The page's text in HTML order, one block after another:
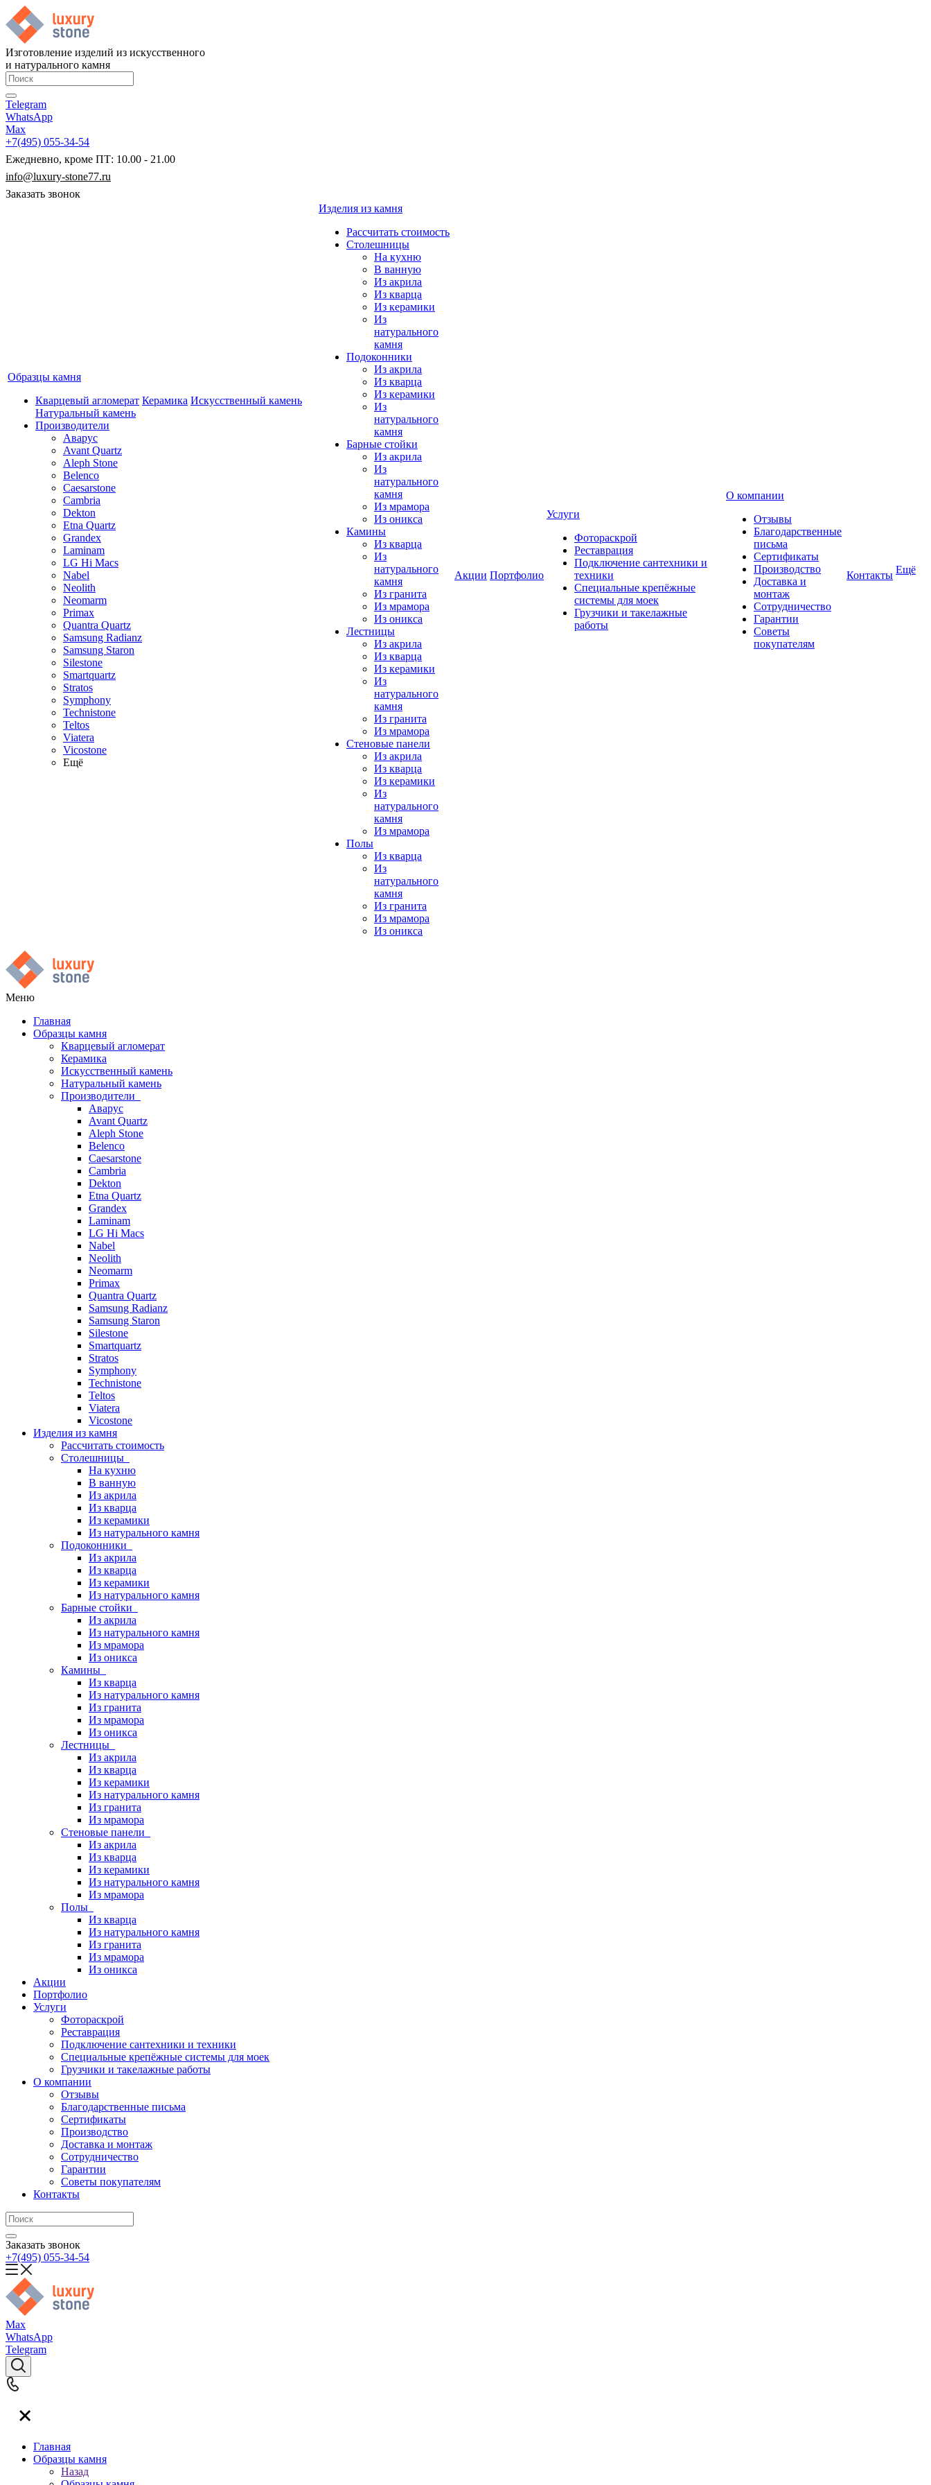
Изготовление изделий из искусственного
и натурального камня
Telegram
WhatsApp
Max
+7(495) 055-34-54
Ежедневно, кроме ПТ: 10.00 - 21.00
info@luxury-stone77.ru
Заказать звонок
Образцы камня
Кварцевый агломерат Керамика Искусственный камень
Натуральный камень
Производители
Аварус
Avant Quartz
Aleph Stone
Belenco
Caesarstone
Cambria
Dekton
Etna Quartz
Grandex
Laminam
LG Hi Macs
Nabel
Neolith
Neomarm
Primax
Quantra Quartz
Samsung Radianz
Samsung Staron
Silestone
Smartquartz
Stratos
Symphony
Technistone
Teltos
Viatera
Vicostone
Ещё
Изделия из камня
Рассчитать стоимость
Столешницы
На кухню
В ванную
Из акрила
Из кварца
Из керамики
Из
натурального
камня
Подоконники
Из акрила
Из кварца
Из керамики
Из
натурального
камня
Барные стойки
Из акрила
Из
натурального
камня
Из мрамора
Из оникса
Камины
Из кварца
Из
натурального
камня
Из гранита
Из мрамора
Из оникса
Лестницы
Из акрила
Из кварца
Из керамики
Из
натурального
камня
Из гранита
Из мрамора
Стеновые панели
Из акрила
Из кварца
Из керамики
Из
натурального
камня
Из мрамора
Полы
Из кварца
Из
натурального
камня
Из гранита
Из мрамора
Из оникса
Акции Портфолио
Услуги
Фотораскрой
Реставрация
Подключение сантехники и
техники
Специальные крепёжные
системы для моек
Грузчики и такелажные
работы
О компании
Отзывы
Благодарственные
письма
Сертификаты
Производство
Доставка и
монтаж
Сотрудничество
Гарантии
Советы
покупателям
Контакты Ещё
Меню
Главная
Образцы камня
Кварцевый агломерат
Керамика
Искусственный камень
Натуральный камень
Производители
Аварус
Avant Quartz
Aleph Stone
Belenco
Caesarstone
Cambria
Dekton
Etna Quartz
Grandex
Laminam
LG Hi Macs
Nabel
Neolith
Neomarm
Primax
Quantra Quartz
Samsung Radianz
Samsung Staron
Silestone
Smartquartz
Stratos
Symphony
Technistone
Teltos
Viatera
Vicostone
Изделия из камня
Рассчитать стоимость
Столешницы
На кухню
В ванную
Из акрила
Из кварца
Из керамики
Из натурального камня
Подоконники
Из акрила
Из кварца
Из керамики
Из натурального камня
Барные стойки
Из акрила
Из натурального камня
Из мрамора
Из оникса
Камины
Из кварца
Из натурального камня
Из гранита
Из мрамора
Из оникса
Лестницы
Из акрила
Из кварца
Из керамики
Из натурального камня
Из гранита
Из мрамора
Стеновые панели
Из акрила
Из кварца
Из керамики
Из натурального камня
Из мрамора
Полы
Из кварца
Из натурального камня
Из гранита
Из мрамора
Из оникса
Акции
Портфолио
Услуги
Фотораскрой
Реставрация
Подключение сантехники и техники
Специальные крепёжные системы для моек
Грузчики и такелажные работы
О компании
Отзывы
Благодарственные письма
Сертификаты
Производство
Доставка и монтаж
Сотрудничество
Гарантии
Советы покупателям
Контакты
Заказать звонок
+7(495) 055-34-54
Max
WhatsApp
Telegram
Главная
Образцы камня
Назад